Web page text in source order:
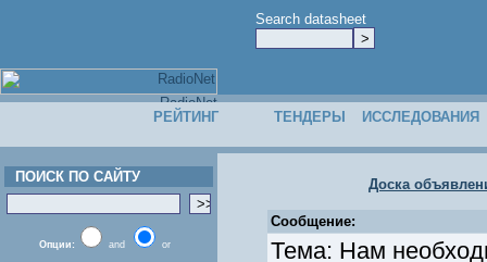
Search datasheet
РЕЙТИНГ ТЕНДЕРЫ ИССЛЕДОВАНИЯ
ПОИСК ПО САЙТУ
Опции: and or
Доска
Сообщение:
Тема: Нам